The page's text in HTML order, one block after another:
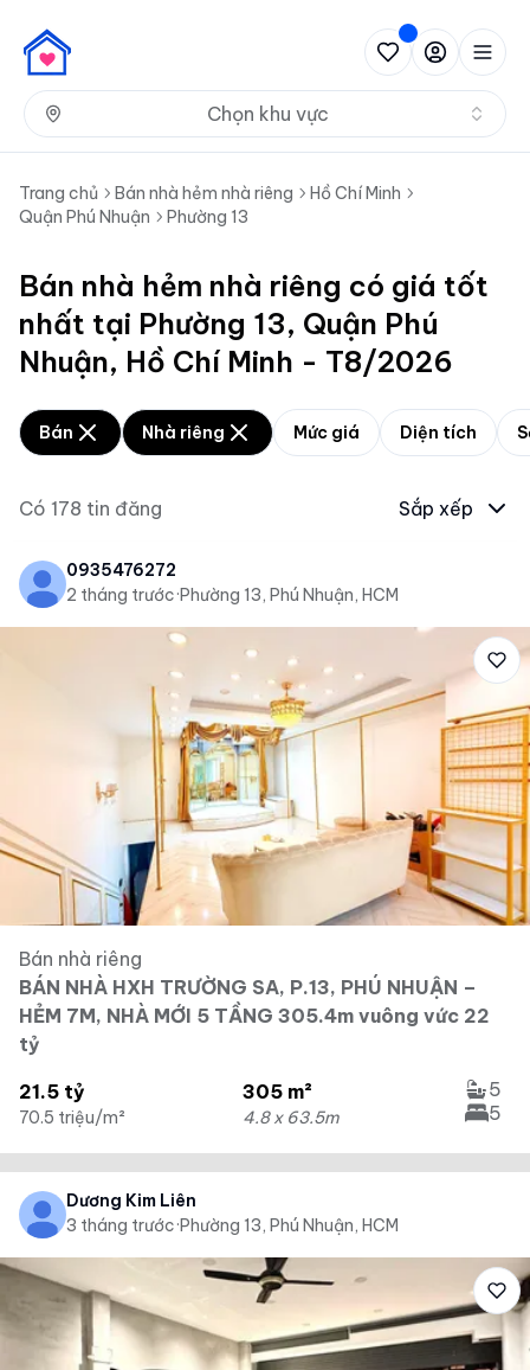
Chọn khu vực
Trang chủ Bán nhà hẻm nhà riêng
Hồ Chí Minh
Quận Phú Nhuận
Phường 13
Bán nhà hẻm nhà riêng có giá tốt
nhất tại Phường 13, Quận Phú
Nhuận, Hồ Chí Minh - T8/2026
Bán Nhà riêng Mức giá Diện tích
Có 178 tin đăng Sắp xếp
0935476272
2 tháng trước·Phường 13, Phú Nhuận, HCM
Bán nhà riêng
BÁN NHÀ HXH TRƯỜNG SA, P.13, PHÚ NHUẬN –
HẺM 7M, NHÀ MỚI 5 TẦNG 305.4m vuông vức 22
tỷ
21.5 tỷ
70.5 triệu/m²
305 m²
4.8 x 63.5m
5
5
Dương Kim Liên
3 tháng trước·Phường 13, Phú Nhuận, HCM